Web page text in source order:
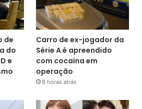
de
do
e
Carro de ex-jogador da
Série A é apreendido
com cocaína em
operação
8 horas atrás